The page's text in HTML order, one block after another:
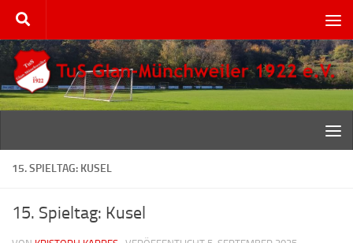
Zum Inhalt springen
15. SPIELTAG: KUSEL
15. Spieltag: Kusel